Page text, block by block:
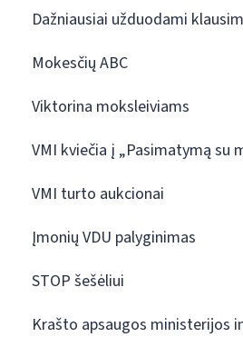
Dažniausiai užduodami
Mokesčių ABC
Viktorina moksleiviams
VMI kviečia į „Pasimatymą su
VMI turto aukcionai
Įmonių VDU palyginimas
STOP šešėliui
Krašto apsaugos ministerijos